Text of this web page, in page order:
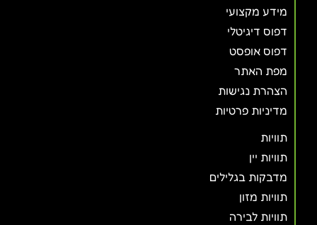
מידע מקצועי
דפוס דיגיטלי
דפוס אופסט
מפת האתר
הצהרת נגישות
מדיניות פרטיות
תוויות
תוויות יין
מדבקות בגלילים
תוויות מזון
תוויות לבירה